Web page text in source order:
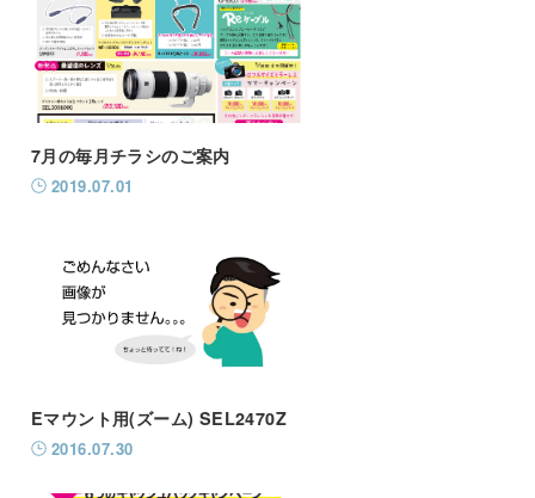
7月の毎月チラシのご案内
2019.07.01
Eマウント用(ズーム) SEL2470Z
2016.07.30